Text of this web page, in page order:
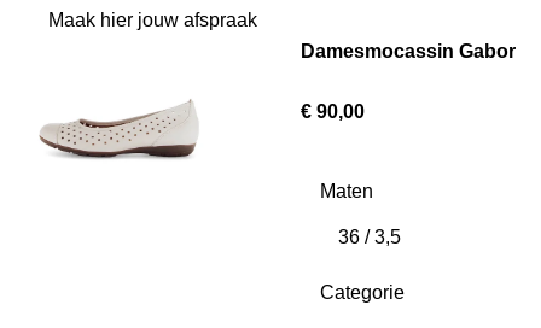
Maak hier jouw afspraak
Damesmocassin Gabor
€ 90,00
Maten
Categorie